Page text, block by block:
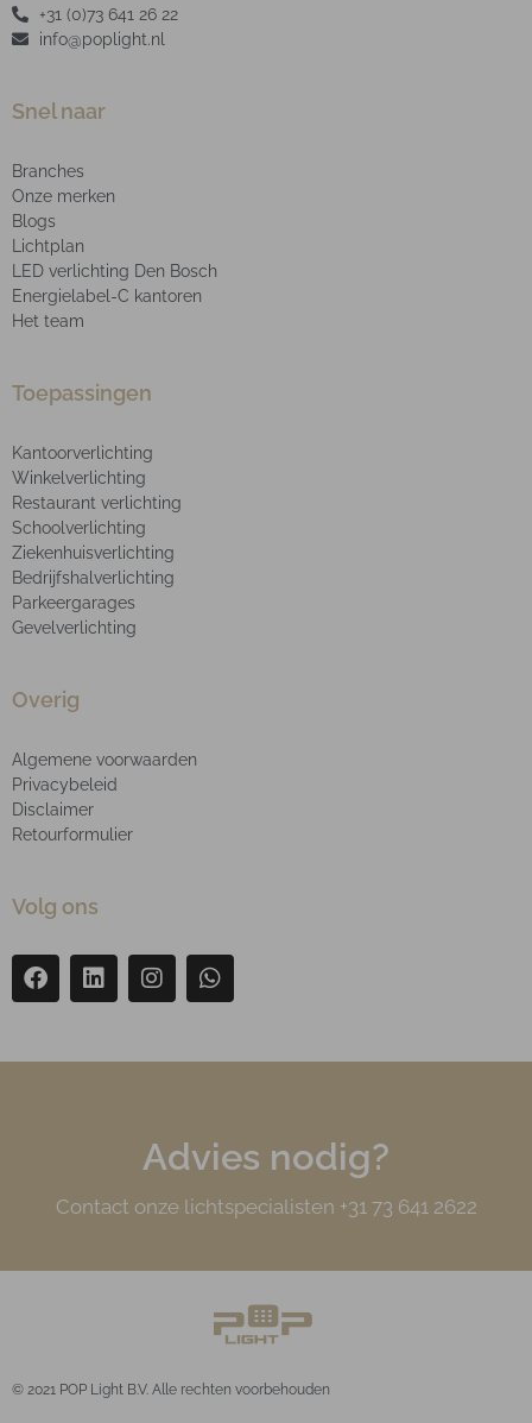
+31 (0)73 641 26 22
info@poplight.nl
Snel naar
Branches
Onze merken
Blogs
Lichtplan
LED verlichting Den Bosch
Energielabel-C kantoren
Het team
Toepassingen
Kantoorverlichting
Winkelverlichting
Restaurant verlichting
Schoolverlichting
Ziekenhuisverlichting
Bedrijfshalverlichting
Parkeergarages
Gevelverlichting
Overig
Algemene voorwaarden
Privacybeleid
Disclaimer
Retourformulier
Volg ons
Advies nodig?
Contact onze lichtspecialisten +31 73 641 2622
© 2021 POP Light B.V. Alle rechten voorbehouden